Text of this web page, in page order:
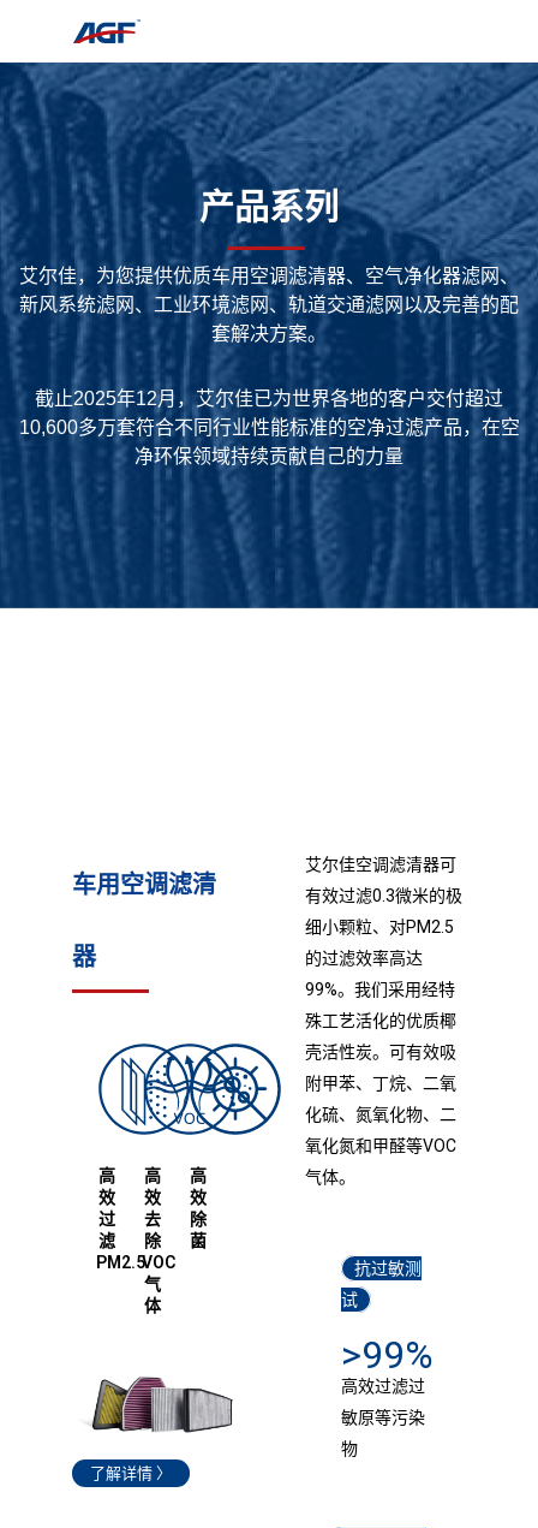
跳
至
正
文
产品系列
艾尔佳，为您提供优质车用空调滤清器、空气净化器滤网、
新风系统滤网、工业环境滤网、轨道交通滤网以及完善的配
套解决方案。
截止2025年12月，艾尔佳已为世界各地的客户交付超过
10,600多万套符合不同行业性能标准的空净过滤产品，在空
净环保领域持续贡献自己的力量
车用空调滤清
器
车用空调滤清器
高
效
过
滤
PM2.5
高
效
去
除
VOC
气
体
高
效
除
菌
了解详情 〉
艾尔佳空调滤清器可
有效过滤0.3微米的极
细小颗粒、对PM2.5
的过滤效率高达
99%。我们采用经特
殊工艺活化的优质椰
壳活性炭。可有效吸
附甲苯、丁烷、二氧
化硫、氮氧化物、二
氧化氮和甲醛等VOC
气体。
抗过敏测
试
>99%
高效过滤过
敏原等污染
物